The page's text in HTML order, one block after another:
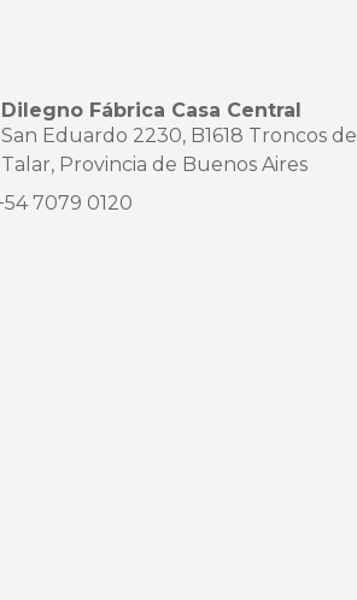
Dilegno Fábrica Casa Central
San Eduardo 2230, B1618 Troncos del
Talar, Provincia de Buenos Aires
7079 0120